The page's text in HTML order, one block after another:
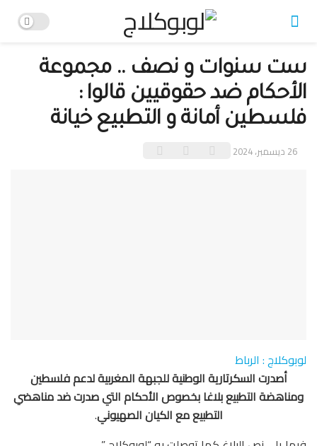
ست سنوات و نصف .. مجموعة
الأحكام ضد حقوقيين قالوا :
فلسطين أمانة و التطبيع خيانة
26 ديسمبر، 2024
لوبوكلاج : الرباط
أصدرت السكرتارية الوطنية للجبهة المغربية لدعم فلسطين
ومناهضة التطبيع بلاغا بخصوص الأحكام التي صدرت ضد مناهضي
التطبيع مع الكيان الصهيوني.